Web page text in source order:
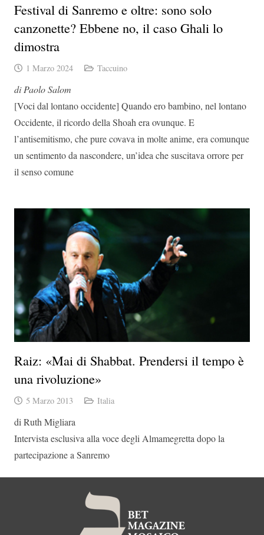
Festival di Sanremo e oltre: sono solo
canzonette? Ebbene no, il caso Ghali lo
dimostra
1 Marzo 2024 Taccuino
di Paolo Salom
[Voci dal lontano occidente] Quando ero bambino, nel lontano
Occidente, il ricordo della Shoah era ovunque. E
l’antisemitismo, che pure covava in molte anime, era comunque
un sentimento da nascondere, un’idea che suscitava orrore per
il senso comune
Raiz: «Mai di Shabbat. Prendersi il tempo è
una rivoluzione»
5 Marzo 2013 Italia
di Ruth Migliara
Intervista esclusiva alla voce degli Almamegretta dopo la
partecipazione a Sanremo